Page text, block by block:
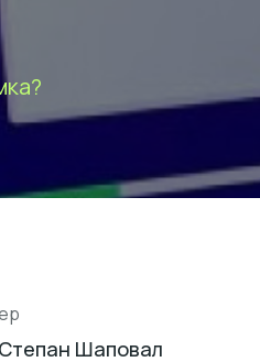
Степан Шаповал